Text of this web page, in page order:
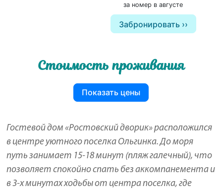
за номер в августе
Забронировать
Стоимость проживания
Показать цены
Гостевой дом «Ростовский дворик» расположился
в центре уютного поселка Ольгинка. До моря
путь занимает 15-18 минут (пляж галечный), что
позволяет спокойно спать без аккомпанемента и
в 3-х минутах ходьбы от центра поселка, где